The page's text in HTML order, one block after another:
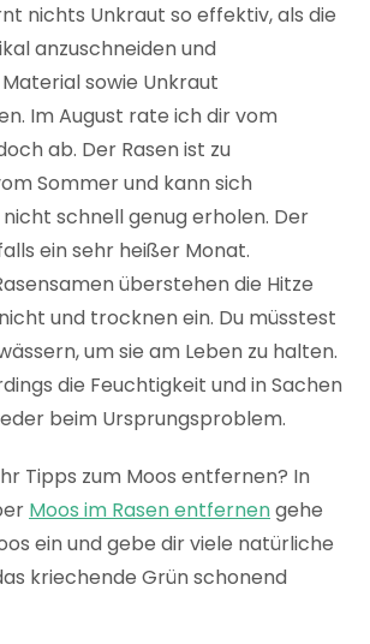
nichts Unkraut so effektiv, als die
anzuschneiden und
sowie Unkraut
Im August rate ich dir vom
ab. Der Rasen ist zu
Sommer und kann sich
schnell genug erholen. Der
ein sehr heißer Monat.
überstehen die Hitze
und trocknen ein. Du müsstest
um sie am Leben zu halten.
die Feuchtigkeit und in Sachen
beim Ursprungsproblem.
Tipps zum Moos entfernen? In
Moos im Rasen entfernengehe
ein und gebe dir viele natürliche
kriechende Grün schonend